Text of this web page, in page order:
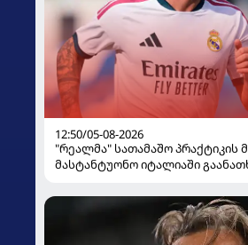
12:50/05-08-2026
"რეალმა" სათამაშო პრაქტიკის
მასტანტუონო იტალიაში